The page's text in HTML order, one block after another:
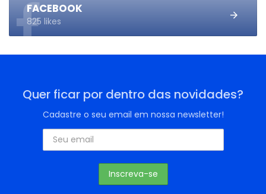
FACEBOOK
825 likes
Quer ficar por dentro das novidades?
Cadastre o seu email em nossa newsletter!